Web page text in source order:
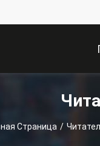
Страница /